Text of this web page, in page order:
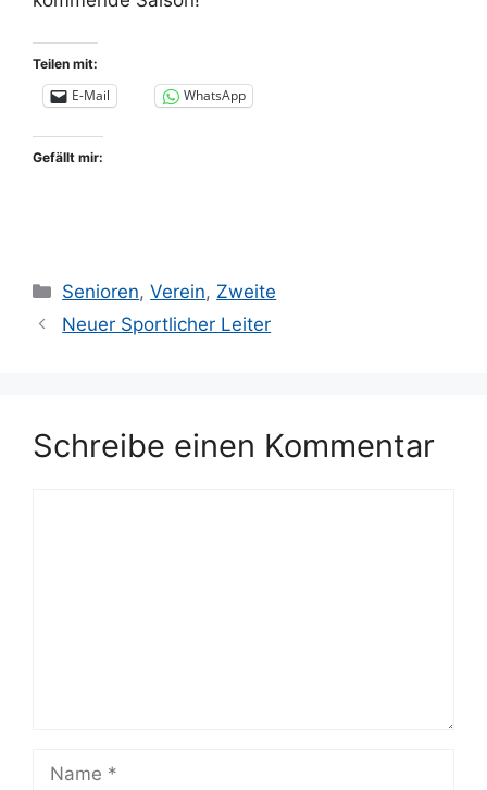
Teilen mit:
E-Mail WhatsApp
Gefällt mir:
Kategorien
Senioren,Verein, Zweite
Neuer Sportlicher Leiter
Schreibe einen Kommentar